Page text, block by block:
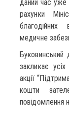
даний час уже
рахунки
благодійних
медичне
Буковинський
закликає
акції
кошти
повідомлення